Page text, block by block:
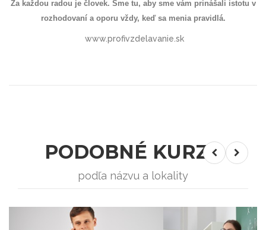
Za každou radou je človek. Sme tu, aby sme vám prinášali istotu v
rozhodovaní a oporu vždy, keď sa menia pravidlá.
www.profivzdelavanie.sk
PODOBNÉ KURZY
podľa názvu a lokality